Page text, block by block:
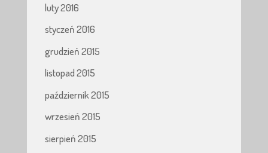
luty 2016
styczeń 2016
grudzień 2015
listopad 2015
październik 2015
wrzesień 2015
sierpień 2015